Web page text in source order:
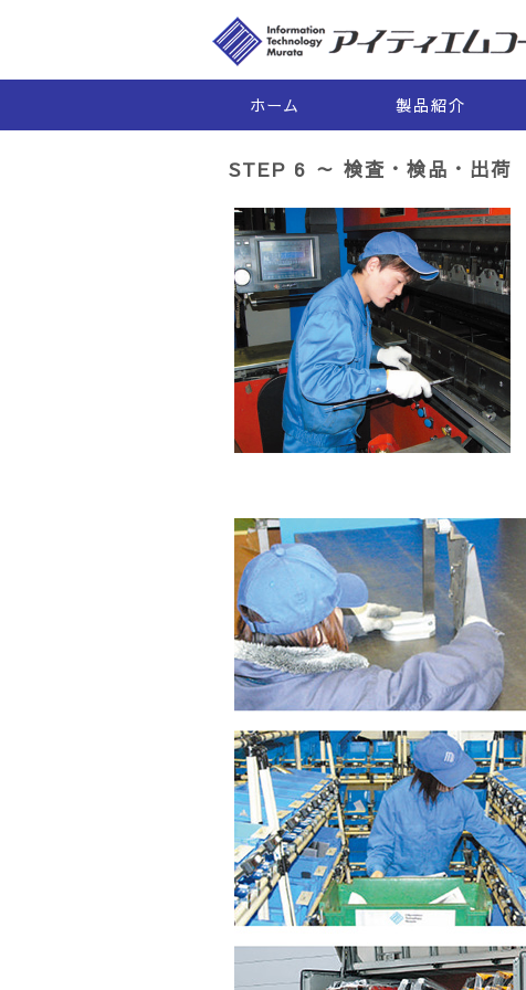
ホーム 製品紹介
STEP 6 ～ 検査・検品・出荷